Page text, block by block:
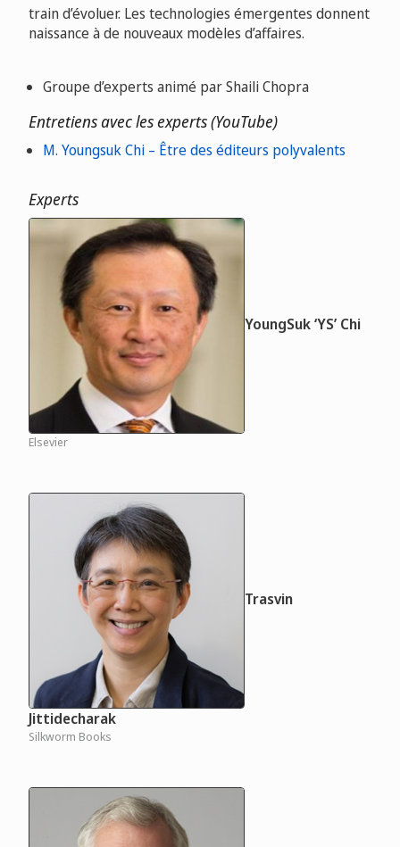
train d’évoluer. Les technologies émergentes donnent
naissance à de nouveaux modèles d’affaires.
Groupe d’experts animé par Shaili Chopra
Entretiens avec les experts (YouTube)
M. Youngsuk Chi – Être des éditeurs polyvalents
Experts
YoungSuk ‘YS’ Chi
Elsevier
Trasvin
Jittidecharak
Silkworm Books